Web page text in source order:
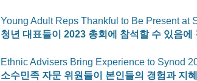
Young Adult Reps Thankful to Be Present at
청년 대표들이 2023 총회에 참석할 수 있음에
Ethnic Advisers Bring Experience to Synod
소수민족 자문 위원들이 본인들의 경험과 지